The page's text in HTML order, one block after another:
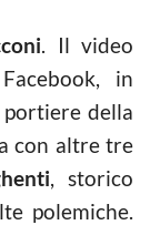
. Il video
in
portiere della
con altre tre
, storico
polemiche.